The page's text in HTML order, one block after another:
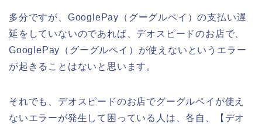
多分ですが、GooglePay（グーグルペイ）の支払い遅
延をしていないのであれば、デオスピードのお店で、
GooglePay（グーグルペイ）が使えないというエラー
が起きることはないと思います。
それでも、デオスピードのお店でグーグルペイが使え
ないエラーが発生して困っている人は、各自、【デオ